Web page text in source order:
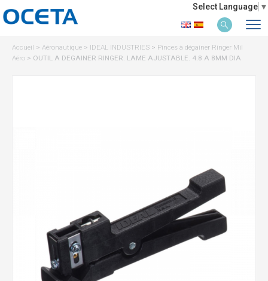
Select Language ▼
Accueil > Aéronautique > IDEAL INDUSTRIES > Pinces à dégainer Ringer Mil
Aéro > OUTIL A DEGAINER RINGER. LAME AJUSTABLE. 4.8 A 8MM DIA